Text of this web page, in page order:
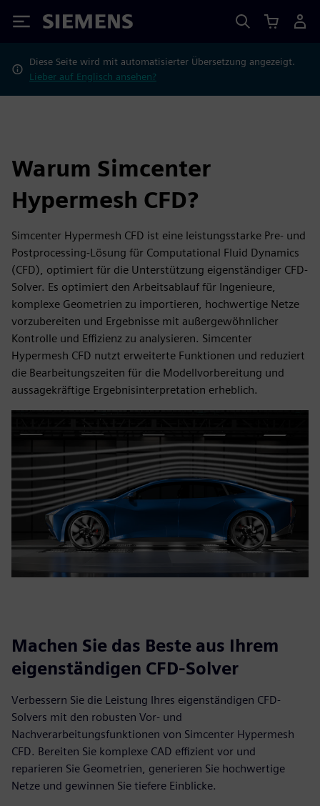
Siemens
Diese Seite wird mit automatisierter Übersetzung angezeigt.
Lieber auf Englisch ansehen?
Warum Simcenter
Hypermesh CFD?
Simcenter Hypermesh CFD ist eine leistungsstarke Pre- und
Postprocessing-Lösung für Computational Fluid Dynamics
(CFD), optimiert für die Unterstützung eigenständiger CFD-
Solver. Es optimiert den Arbeitsablauf für Ingenieure,
komplexe Geometrien zu importieren, hochwertige Netze
vorzubereiten und Ergebnisse mit außergewöhnlicher
Kontrolle und Effizienz zu analysieren. Simcenter
Hypermesh CFD nutzt erweiterte Funktionen und reduziert
die Bearbeitungszeiten für die Modellvorbereitung und
aussagekräftige Ergebnisinterpretation erheblich.
Machen Sie das Beste aus Ihrem
eigenständigen CFD-Solver
Verbessern Sie die Leistung Ihres eigenständigen CFD-
Solvers mit den robusten Vor- und
Nachverarbeitungsfunktionen von Simcenter Hypermesh
CFD. Bereiten Sie komplexe CAD effizient vor und
reparieren Sie Geometrien, generieren Sie hochwertige
Netze und gewinnen Sie tiefere Einblicke.